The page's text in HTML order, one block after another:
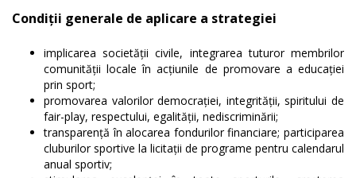
Condiţii generale de aplicare a strategiei
implicarea societăţii civile, integrarea tuturor membrilor
comunităţii locale în acţiunile de promovare a educaţiei
prin sport;
promovarea valorilor democraţiei, integrităţii, spiritului de
fair-play, respectului, egalităţii, nediscriminării;
transparenţă în alocarea fondurilor financiare; participarea
cluburilor sportive la licitaţii de programe pentru calendarul
anual sportiv;